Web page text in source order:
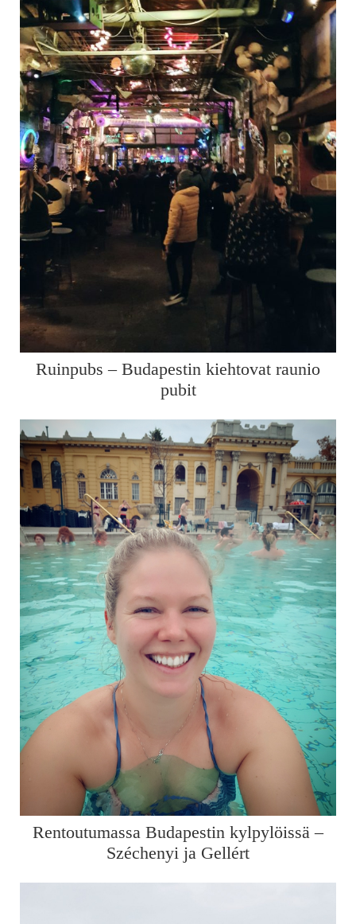
Ruinpubs – Budapestin kiehtovat raunio
pubit
Rentoutumassa Budapestin kylpylöissä –
Széchenyi ja Gellért